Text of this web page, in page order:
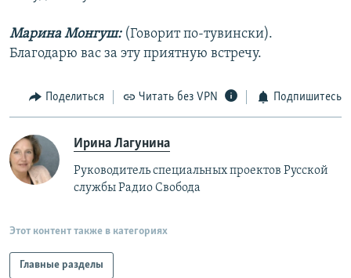
Марина Монгуш:(Говорит по-тувински).
Благодарю вас за эту приятную встречу.
Поделиться Читать без VPN Подпишитесь
Ирина Лагунина
Руководитель специальных проектов Русской
службы Радио Свобода
Этот контент также в категориях
Главные разделы